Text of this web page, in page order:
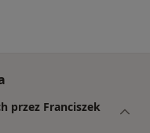
przez Franciszek